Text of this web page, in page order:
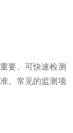
要。可快速检测
。常见的监测项